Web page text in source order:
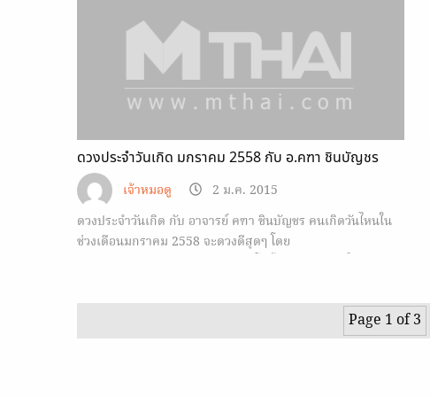
ดวงประจำวันเกิด มกราคม 2558 กับ อ.คฑา ชินบัญชร
เจ้าหมอดู
2 ม.ค. 2015
ดวงประจำวันเกิด กับ อาจารย์ คฑา ชินบัญชร คนเกิดวันไหนใน
ช่วงเดือนมกราคม 2558 จะดวงดีสุดๆ โดย
Page 1 of 3